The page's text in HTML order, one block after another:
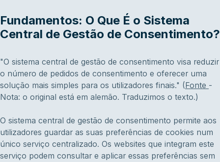
Fundamentos: O Que É o Sistema
Central de Gestão de Consentimento?
"O sistema central de gestão de consentimento visa reduzir
o número de pedidos de consentimento e oferecer uma
solução mais simples para os utilizadores finais." (Fonte -
Nota: o original está em alemão. Traduzimos o texto.)
O sistema central de gestão de consentimento permite aos
utilizadores guardar as suas preferências de cookies num
único serviço centralizado. Os websites que integram este
serviço podem consultar e aplicar essas preferências sem